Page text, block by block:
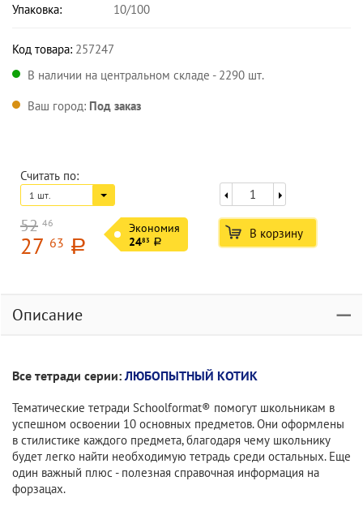
Упаковка:
10/100
Код товара: 257247
В наличии на центральном складе - 2290 шт.
Ваш город: Под заказ
Считать по:
1 шт.
52 46
27 63 a
Экономия
2483 a
В корзину
Описание
Все тетради серии:ЛЮБОПЫТНЫЙ КОТИК
Тематические тетради Schoolformat® помогут школьникам в
успешном освоении 10 основных предметов. Они оформлены
в стилистике каждого предмета, благодаря чему школьнику
будет легко найти необходимую тетрадь среди остальных. Еще
один важный плюс - полезная справочная информация на
форзацах.